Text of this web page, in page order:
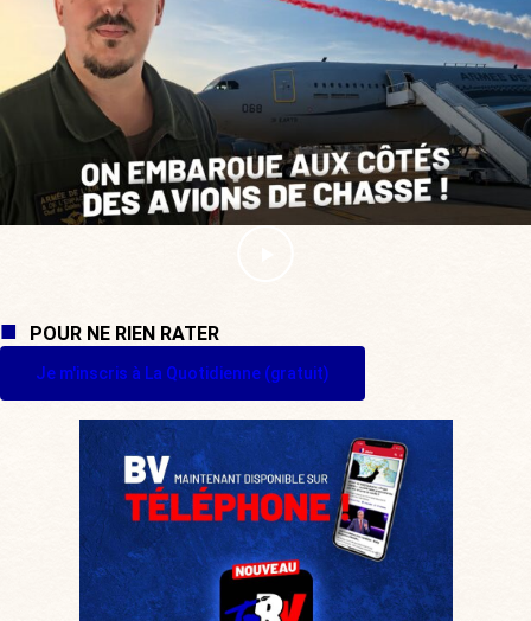
POUR NE RIEN RATER
Je m'inscris à La Quotidienne (gratuit)